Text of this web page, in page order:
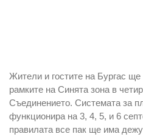
Жители и гостите на Бургас ще
рамките на Синята зона в
Съединението. Системата за
функционира на 3, 4, 5, и 6
правилата все пак ще има